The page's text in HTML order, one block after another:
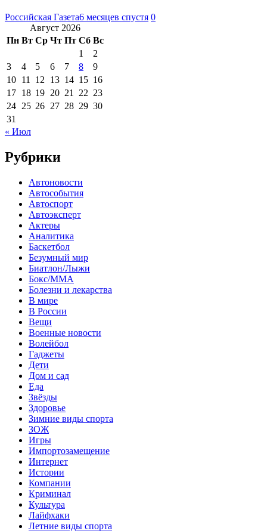
Российская Газета6 месяцев спустя 0
Август 2026
Пн Вт Ср Чт Пт Сб Вс
1
2
3
4 5 6 7 8
9
10 11 12 13 14 15 16
17 18 19 20 21 22 23
24 25 26 27 28 29 30
31
« Июл
Рубрики
Автоновости
Автособытия
Автоспорт
Автоэксперт
Актеры
Аналитика
Баскетбол
Безумный мир
Биатлон/Лыжи
Бокс/MMA
Болезни и лекарства
В мире
В России
Вещи
Военные новости
Волейбол
Гаджеты
Дети
Дом и сад
Еда
Звёзды
Здоровье
Зимние виды спорта
ЗОЖ
Игры
Импортозамещение
Интернет
Истории
Компании
Криминал
Культура
Лайфхаки
Летние виды спорта